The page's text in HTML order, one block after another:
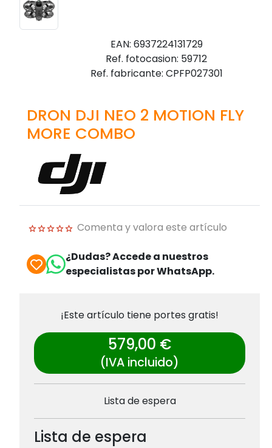
EAN: 6937224131729
Ref. fotocasion: 59712
Ref. fabricante: CPFP027301
DRON DJI NEO 2 MOTION FLY
MORE COMBO
Comenta y valora este artículo
¿Dudas? Accede a nuestros
especialistas por WhatsApp.
¡Este artículo tiene portes gratis!
579,00 €
(IVA incluido)
Lista de espera
Lista de espera